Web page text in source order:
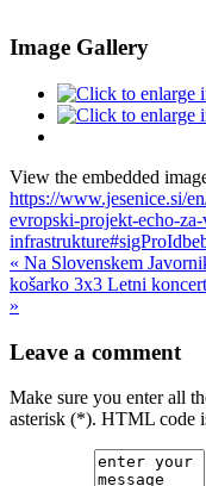
Image Gallery
View the embedded
https://www.jesenice.si/
evropski-projekt-echo-
« Na Slovenskem
košarko 3x3 Letni
»
Leave a comment
Make sure you enter all
asterisk (*). HTML code